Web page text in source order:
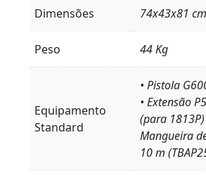
Dimensões 74x43x81 cm
Peso 44 Kg
Equipamento
Standard
• Pistola
• Extensão
(para 1813P)
Mangueira
10 m